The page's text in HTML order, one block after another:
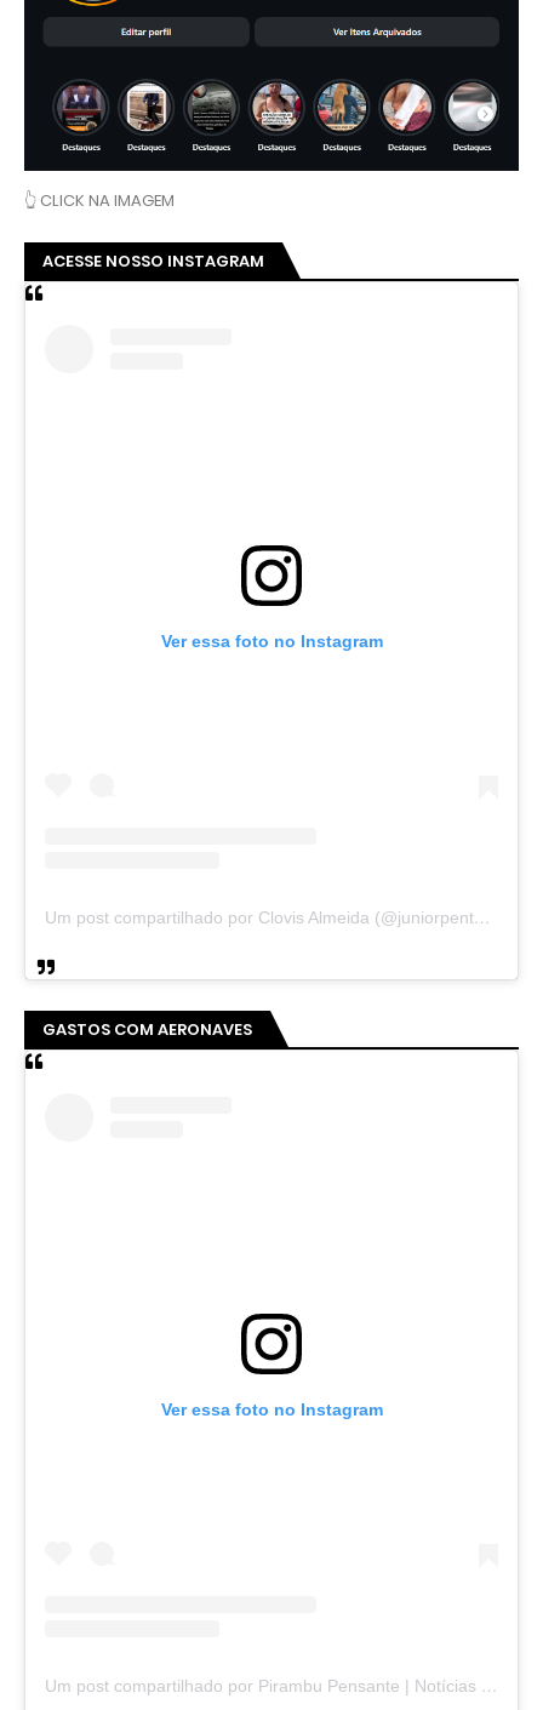
👆 CLICK NA IMAGEM
ACESSE NOSSO INSTAGRAM
Ver essa foto no Instagram
Um post compartilhado por Clovis Almeida (@juniorpentecoste01)
GASTOS COM AERONAVES
Ver essa foto no Instagram
Um post compartilhado por Pirambu Pensante | Notícias & Entretenimento (@pirambupensante)